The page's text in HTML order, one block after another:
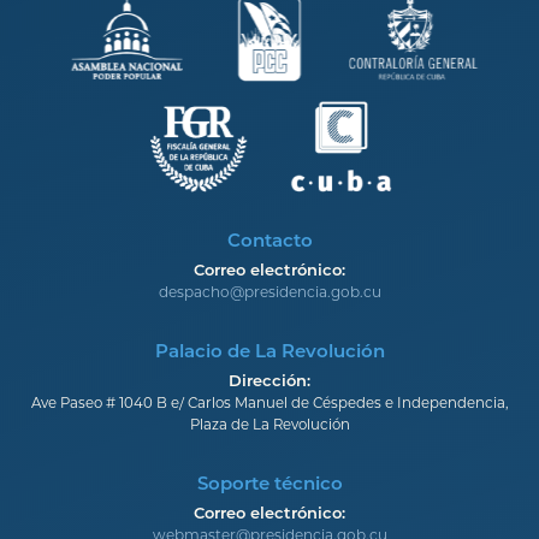
Contacto
Correo electrónico:
despacho@presidencia.gob.cu
Palacio de La Revolución
Dirección:
Ave Paseo # 1040 B e/ Carlos Manuel de Céspedes e Independencia,
Plaza de La Revolución
Soporte técnico
Correo electrónico:
webmaster@presidencia.gob.cu